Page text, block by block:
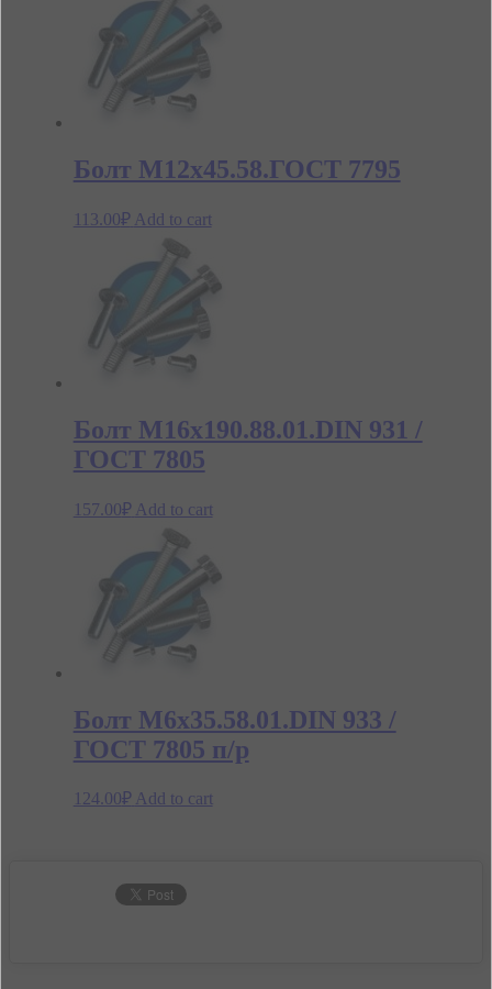
Болт М12х45.58.ГОСТ 7795
113.00₽ Add to cart
Болт М16х190.88.01.DIN 931 /
ГОСТ 7805
157.00₽ Add to cart
Болт М6х35.58.01.DIN 933 /
ГОСТ 7805 п/р
124.00₽ Add to cart